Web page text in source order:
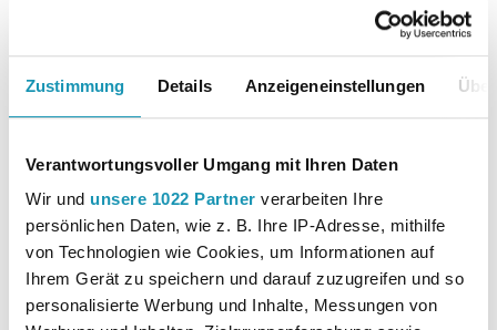
Zustimmung Details Anzeigeneinstellungen
Verantwortungsvoller Umgang mit Ihren Daten
Wir und unsere 1022 Partner verarbeiten Ihre
persönlichen Daten, wie z. B. Ihre IP-Adresse, mithilfe
von Technologien wie Cookies, um Informationen auf
Ihrem Gerät zu speichern und darauf zuzugreifen und so
personalisierte Werbung und Inhalte, Messungen von
Merkur-Nr. 3824-01
Format Download
Erscheinungsjahr 2025